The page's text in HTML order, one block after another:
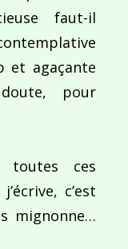
faut-il
et agaçante
pour
toutes ces
c’est
mignonne…